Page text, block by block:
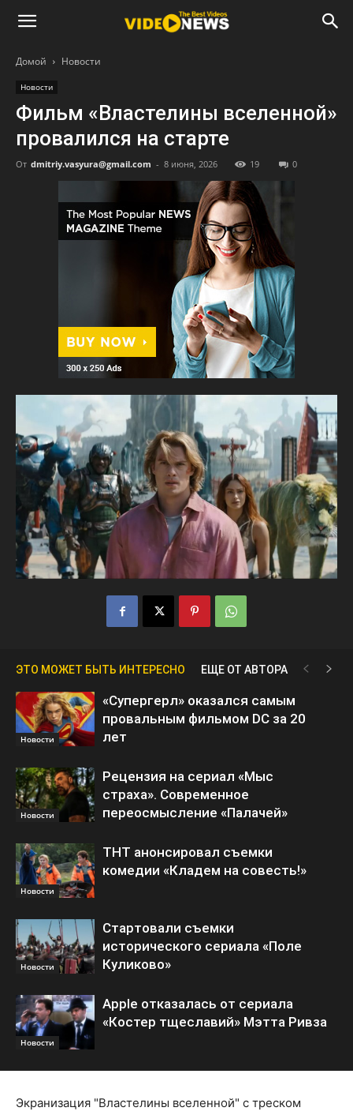
Домой Новости
Новости
Фильм «Властелины вселенной»
провалился на старте
От dmitriy.vasyura@gmail.com - 8 июня, 2026 19 0
ЭТО МОЖЕТ БЫТЬ ИНТЕРЕСНО ЕЩЕ ОТ АВТОРА
Новости
«Супергерл» оказался самым
провальным фильмом DC за 20
лет
Новости
Рецензия на сериал «Мыс
страха». Современное
переосмысление «Палачей»
Новости
ТНТ анонсировал съемки
комедии «Кладем на совесть!»
Новости
Стартовали съемки
исторического сериала «Поле
Куликово»
Новости
Apple отказалась от сериала
«Костер тщеславий» Мэтта Ривза
Экранизация "Властелины вселенной" с треском